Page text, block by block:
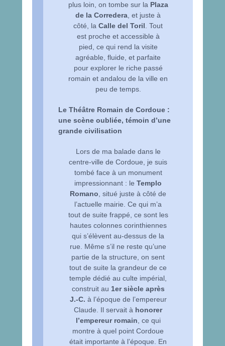
plus loin, on tombe sur la Plaza
de la Corredera , et juste à
côté, la Calle del Toril . Tout
est proche et accessible à
pied, ce qui rend la visite
agréable, fluide, et parfaite
pour explorer le riche passé
romain et andalou de la ville en
peu de temps.
Le Théâtre Romain de Cordoue :
une scène oubliée, témoin d’une
grande civilisation
Lors de ma balade dans le
centre-ville de Cordoue, je suis
tombé face à un monument
impressionnant : le Templo
Romano , situé juste à côté de
l’actuelle mairie. Ce qui m’a
tout de suite frappé, ce sont les
hautes colonnes corinthiennes
qui s’élèvent au-dessus de la
rue. Même s’il ne reste qu’une
partie de la structure, on sent
tout de suite la grandeur de ce
temple dédié au culte impérial,
construit au 1er siècle après
J.-C. à l’époque de l’empereur
Claude. Il servait à honorer
l’empereur romain , ce qui
montre à quel point Cordoue
était importante à l’époque. En